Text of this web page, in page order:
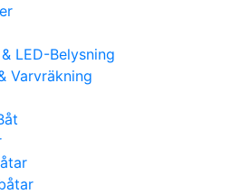
LED-Belysning
Varvräkning